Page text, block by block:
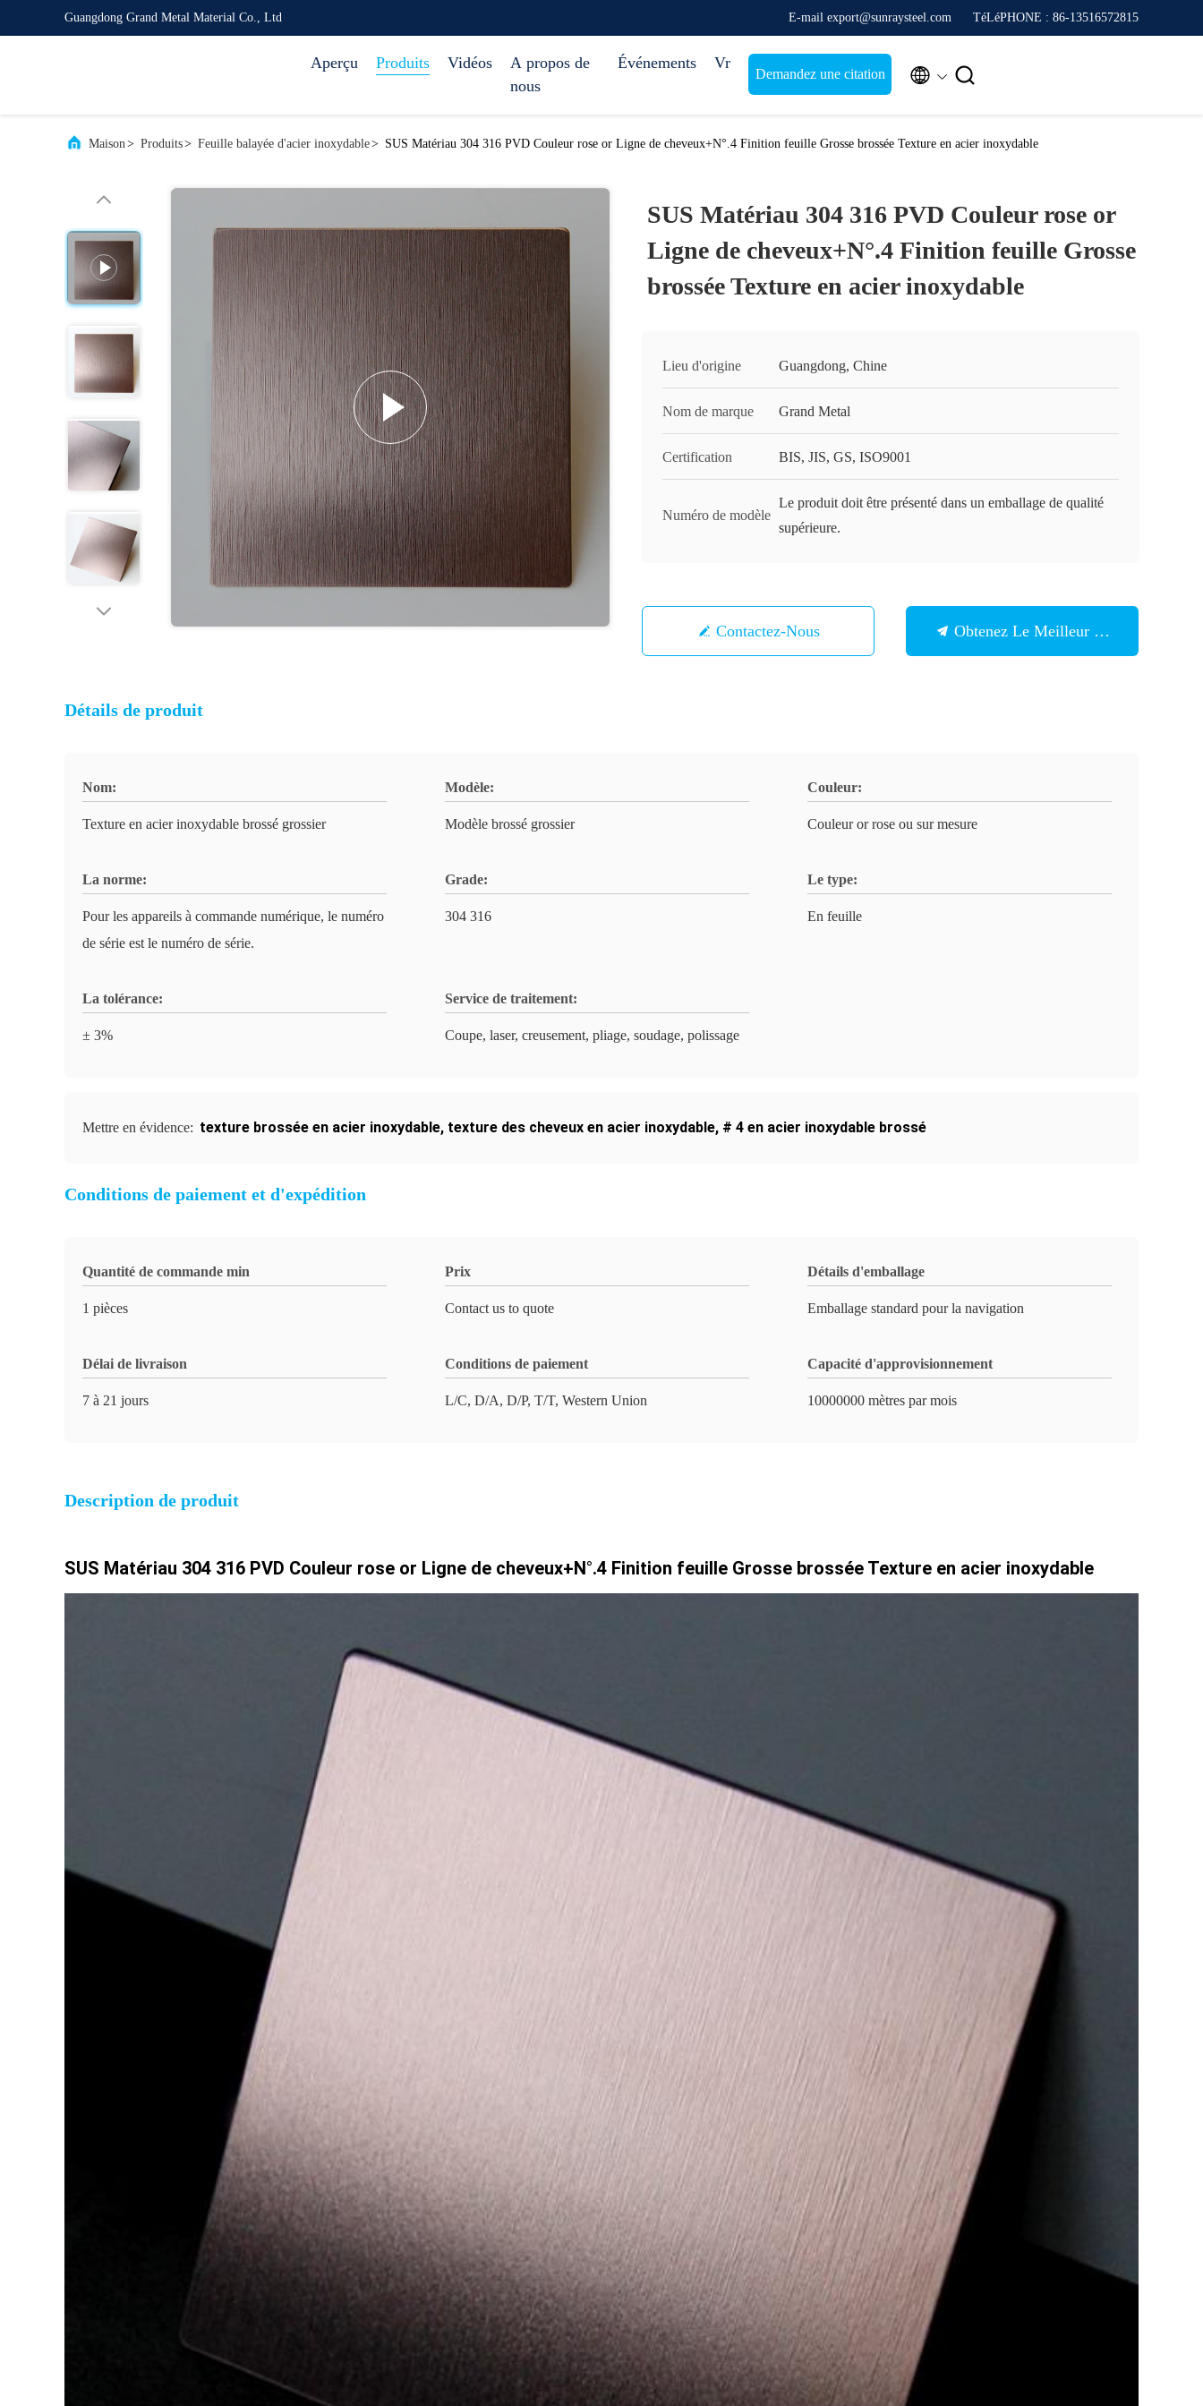
Guangdong Grand Metal Material Co., Ltd E-mail export@sunraysteel.com TéLéPHONE : 86-13516572815
Aperçu Produits Vidéos
A propos de
nous
Événements Vr
Demandez une citation  
Maison> Produits> Feuille balayée d'acier inoxydable> SUS Matériau 304 316 PVD Couleur rose or Ligne de cheveux+N°.4 Finition feuille Grosse brossée Texture en acier inoxydable
SUS Matériau 304 316 PVD Couleur rose or
Ligne de cheveux+N°.4 Finition feuille Grosse
brossée Texture en acier inoxydable
Lieu d'origine Guangdong, Chine
Nom de marque Grand Metal
Certification BIS, JIS, GS, ISO9001
Numéro de modèle
Le produit doit être présenté dans un emballage de qualité
supérieure.
Contactez-Nous Obtenez Le Meilleur Prix
Détails de produit
Nom:
Texture en acier inoxydable brossé grossier
Modèle:
Modèle brossé grossier
Couleur:
Couleur or rose ou sur mesure
La norme:
Pour les appareils à commande numérique, le numéro
de série est le numéro de série.
Grade:
304 316
Le type:
En feuille
La tolérance:
± 3%
Service de traitement:
Coupe, laser, creusement, pliage, soudage, polissage
Mettre en évidence: texture brossée en acier inoxydable, texture des cheveux en acier inoxydable, # 4 en acier inoxydable brossé
Conditions de paiement et d'expédition
Quantité de commande min
1 pièces
Prix
Contact us to quote
Détails d'emballage
Emballage standard pour la navigation
Délai de livraison
7 à 21 jours
Conditions de paiement
L/C, D/A, D/P, T/T, Western Union
Capacité d'approvisionnement
10000000 mètres par mois
Description de produit
SUS Matériau 304 316 PVD Couleur rose or Ligne de cheveux+N°.4 Finition feuille Grosse brossée Texture en acier inoxydable